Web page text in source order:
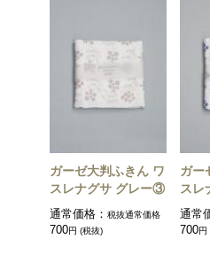
ガーゼ大判ふきん ワ
スレナグサ グレー③
通常価格： 税抜通常価格
700円 (税抜)
ガー
スレ
通常
700円